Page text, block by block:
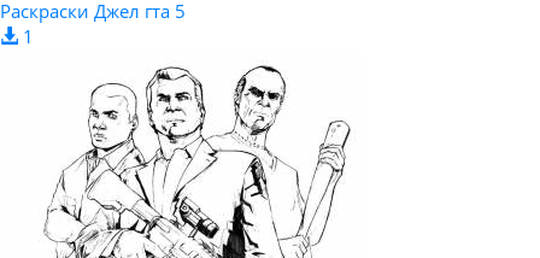
Раскраски Джел гта 5
1